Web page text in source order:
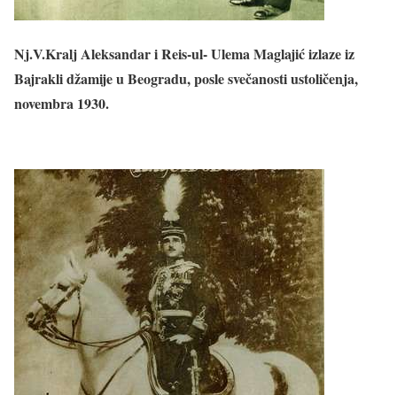
Nj.V.Kralj Aleksandar i Reis-ul- Ulema Maglajić izlaze iz
Bajrakli džamije u Beogradu, posle svečanosti ustoličenja,
novembra 1930.